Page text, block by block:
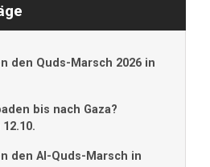
den Quds-Marsch 2026 in
bis nach Gaza?
den Al-Quds-Marsch in